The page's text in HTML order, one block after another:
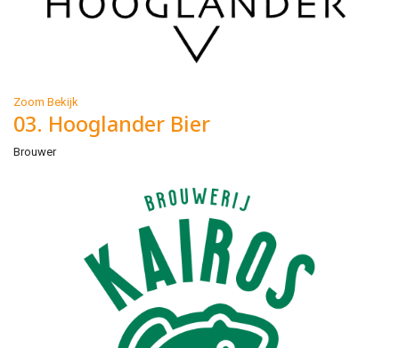
Zoom Bekijk
03. Hooglander Bier
Brouwer